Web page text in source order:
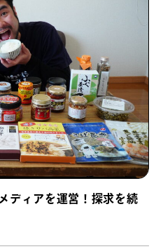
ディアを運営！探求を続